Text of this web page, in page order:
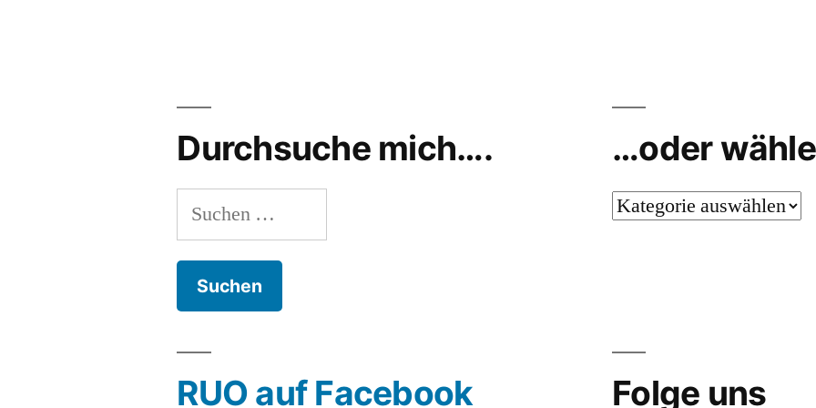
Durchsuche mich….
Suchen
nach:
…oder
…
RUO auf Facebook Folge uns